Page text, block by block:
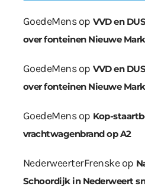
GoedeMensop VVD en
over fonteinen Nieuwe
GoedeMensop VVD en
over fonteinen Nieuwe
GoedeMensop Kop-
vrachtwagenbrand op A2
NederweerterFrenskeop
Schoordijk in Nederweert